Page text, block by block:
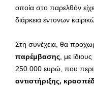
οποία στο παρελθόν
διάρκεια έντονων
Στη συνέχεια, θα
παρέμβασης , με
250.000 ευρώ, που
αντιστήριξης,